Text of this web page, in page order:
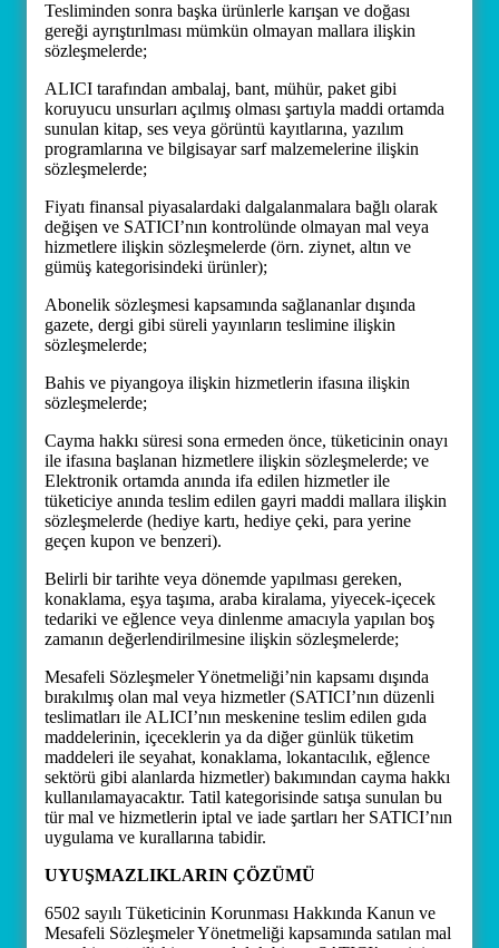
Tesliminden sonra başka ürünlerle karışan ve doğası
gereği ayrıştırılması mümkün olmayan mallara ilişkin
sözleşmelerde;
ALICI tarafından ambalaj, bant, mühür, paket gibi
koruyucu unsurları açılmış olması şartıyla maddi ortamda
sunulan kitap, ses veya görüntü kayıtlarına, yazılım
programlarına ve bilgisayar sarf malzemelerine ilişkin
sözleşmelerde;
Fiyatı finansal piyasalardaki dalgalanmalara bağlı olarak
değişen ve SATICI’nın kontrolünde olmayan mal veya
hizmetlere ilişkin sözleşmelerde (örn. ziynet, altın ve
gümüş kategorisindeki ürünler);
Abonelik sözleşmesi kapsamında sağlananlar dışında
gazete, dergi gibi süreli yayınların teslimine ilişkin
sözleşmelerde;
Bahis ve piyangoya ilişkin hizmetlerin ifasına ilişkin
sözleşmelerde;
Cayma hakkı süresi sona ermeden önce, tüketicinin onayı
ile ifasına başlanan hizmetlere ilişkin sözleşmelerde; ve
Elektronik ortamda anında ifa edilen hizmetler ile
tüketiciye anında teslim edilen gayri maddi mallara ilişkin
sözleşmelerde (hediye kartı, hediye çeki, para yerine
geçen kupon ve benzeri).
Belirli bir tarihte veya dönemde yapılması gereken,
konaklama, eşya taşıma, araba kiralama, yiyecek-içecek
tedariki ve eğlence veya dinlenme amacıyla yapılan boş
zamanın değerlendirilmesine ilişkin sözleşmelerde;
Mesafeli Sözleşmeler Yönetmeliği’nin kapsamı dışında
bırakılmış olan mal veya hizmetler (SATICI’nın düzenli
teslimatları ile ALICI’nın meskenine teslim edilen gıda
maddelerinin, içeceklerin ya da diğer günlük tüketim
maddeleri ile seyahat, konaklama, lokantacılık, eğlence
sektörü gibi alanlarda hizmetler) bakımından cayma hakkı
kullanılamayacaktır. Tatil kategorisinde satışa sunulan bu
tür mal ve hizmetlerin iptal ve iade şartları her SATICI’nın
uygulama ve kurallarına tabidir.
UYUŞMAZLIKLARIN ÇÖZÜMÜ
6502 sayılı Tüketicinin Korunması Hakkında Kanun ve
Mesafeli Sözleşmeler Yönetmeliği kapsamında satılan mal